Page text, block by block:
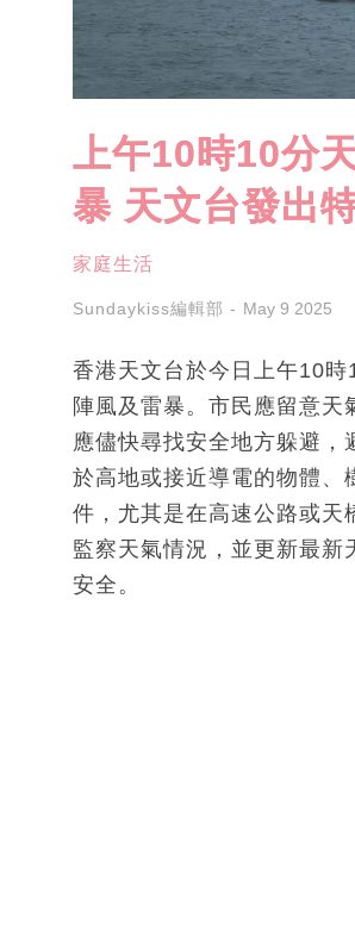
上午10時10分
暴 天文台發出
家庭生活
Sundaykiss編輯部 May 9 2025
香港天文台於今日上午10
陣風及雷暴。市民應留意天
應儘快尋找安全地方躲避
於高地或接近導電的物體、
件，尤其是在高速公路或天
監察天氣情況，並更新最新
安全。